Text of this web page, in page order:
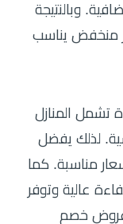
وبالنتيجة
منخفض يناسب
تشمل المنازل
لذلك يفضل
مناسبة. كما
عالية وتوفر
عروض خصم